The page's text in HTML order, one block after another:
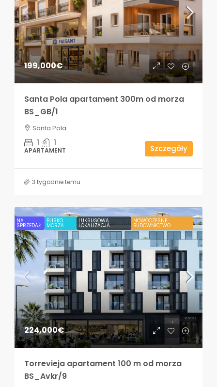
199,000€
Santa Pola apartament 300m od morza
BS_GB/1
Santa Pola
1 1
APARTAMENT Szczegóły
3 tygodnie temu
NA
SPRZEDAŻ
BLISKO
MORZA
LUKSUSOWA
LOKALIZACJA
NOWOCZESNE
BUDOWNICTWO
224,000€
Torrevieja apartament 100 m od morza
BS_Avkr/9